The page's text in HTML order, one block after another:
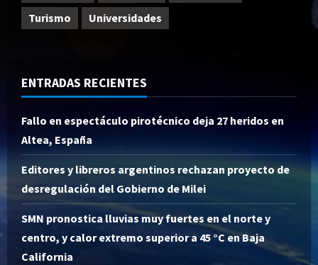
Turismo
Universidades
ENTRADAS RECIENTES
Fallo en espectáculo pirotécnico deja 27 heridos en
Altea, España
Editores y libreros argentinos rechazan proyecto de
desregulación del Gobierno de Milei
SMN pronostica lluvias muy fuertes en el norte y
centro, y calor extremo superior a 45 °C en Baja
California